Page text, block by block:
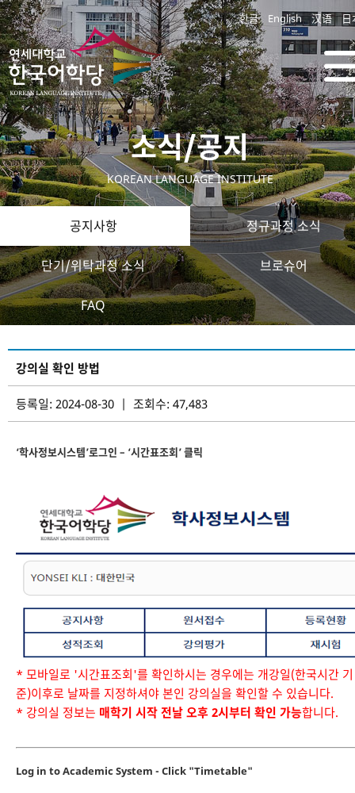
한글 English 汉语 日
소식/공지
KOREAN LANGUAGE INSTITUTE
공지사항 정규과정 소식
단기/위탁과정 소식 브로슈어
FAQ
강의실 확인 방법
등록일: 2024-08-30 | 조회수: 47,483
‘학사정보시스템’로그인 – ‘시간표조회’ 클릭
* 모바일로 '시간표조회'를 확인하시는 경우에는 개강일(한국시간 기
준)이후로 날짜를 지정하셔야 본인 강의실을 확인할 수 있습니다.
* 강의실 정보는 매학기 시작 전날 오후 2시부터 확인 가능합니다.
Log in to Academic System - Click "Timetable"